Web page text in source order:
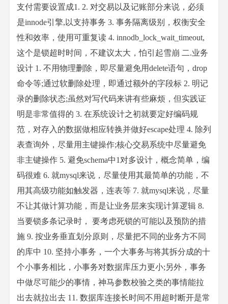
支付需要设置成1. 2. 对交易以及记账部分来说，必须
是innode引擎,以支持事务 3. 事务隔离级别，权衡安全
性和效率，使用可重复读 4. innodb_lock_wait_timeout,
这个是锁超时时间，不建议太大，怕引起雪崩 二.业务
设计 1. 不用物理删除，即尽量避免用delete语句，drop
命令等;通过软删除处理，即通过额外的字段标 2. 明记
录的删除状态;虽然对写代码来讲有些麻烦，但实践证
明是非常值得的 3. 在系统设计之初就要定好编码规
范，对存入的数据做相应转换并做好escape处理 4. 除列
表查询外，尽量用主键操作;核心交易系统中尽量避免
非主键操作 5. 避免schema中1对多设计，概念简单，编
码很难 6. 就mysql来说，尽量使用其最简单的功能，不
用其高级功能如触发器，连表等 7. 就mysql来说，尽量
不让其做计算功能，而是让业务层来实现计算逻辑 8.
当要锁多条记录时， 要考虑死锁的可能以及预防的措
施 9. 按业务垂直划分原则，尽量把不同的业务方不同
的库中 10. 坚持小事务，一个大事务与将其拆分成的十
个小事务相比，小事务对数据库压力更小;另外，事务
中做尽可能少的事情，神马参数校验之类的事情能拉
出去就拉出去 11. 数据库连接长时间不用超时断开是常